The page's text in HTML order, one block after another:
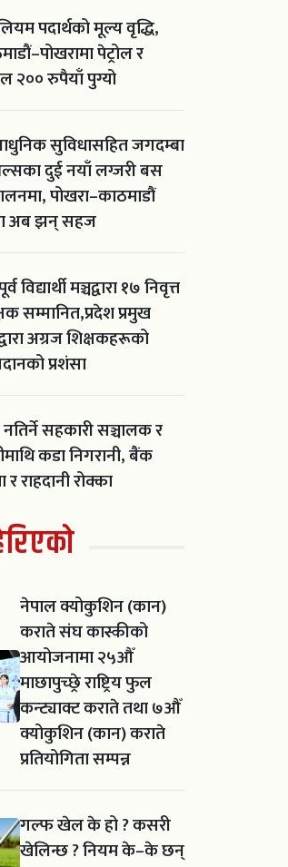
पदार्थको मूल्य वृद्धि,
पेट्रोल र
२०० रुपैयाँ पुग्यो
सुविधासहित जगदम्बा
दुई नयाँ लग्जरी बस
पोखरा–काठमाडौं
अब झन् सहज
विद्यार्थी मञ्चद्वारा १७ निवृत्त
सम्मानित,प्रदेश प्रमुख
अग्रज शिक्षकहरूको
प्रशंसा
सहकारी सञ्चालक र
कडा निगरानी, बैंक
र राहदानी रोक्का
नेपाल क्योकुशिन (कान)
कराते संघ कास्कीको
आयोजनामा २५औँ
माछापुच्छ्रे राष्ट्रिय फुल
कन्ट्याक्ट कराते तथा ७औँ
क्योकुशिन (कान) कराते
प्रतियोगिता सम्पन्न
गल्फ खेल के हो ? कसरी
खेलिन्छ ? नियम के–के छन्